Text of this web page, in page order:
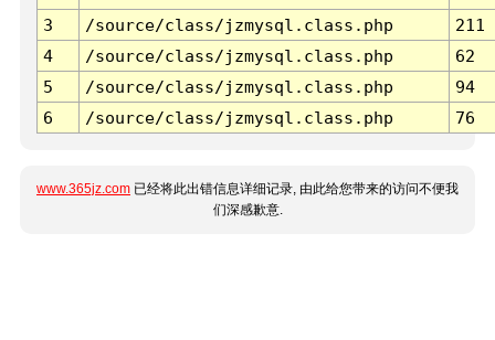
3 /source/class/jzmysql.class.php
211
4
/source/class/jzmysql.class.php
62
5
/source/class/jzmysql.class.php
94
6
/source/class/jzmysql.class.php 76
www.365jz.com 已经将此出错信息详细记录, 由此给您带来的访问不便我
们深感歉意.